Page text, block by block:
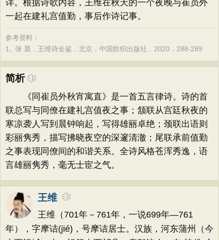
详。根据诗歌内容，王维在秋天的一个夜晚与崔员外
一起在建礼宫值勤，事后作诗记事。
参考资料：
1、张 晨．王维诗全鉴．北京．中国纺织出版社．2020．288-289
简析
《同崔员外秋宵寓直》是一首五言律诗。诗的首
联总写与同僚在建礼宫值夜之事；颔联从宫廷秋夜的
寒凉袭人写到晨钟响起，写得雄丽卓绝；颈联出语则
彩丽隽秀，描写拂晓夜空的深邃清澈；尾联承前值勤
之事表现同僚间的和谐关系。全诗风格苍浑秀逸，语
言雄丽隽秀，毫无士宦之气。
王维
王维（701年－761年，一说699年—761
年），字摩诘(jié)，号摩诘居士。汉族，河东蒲州（今